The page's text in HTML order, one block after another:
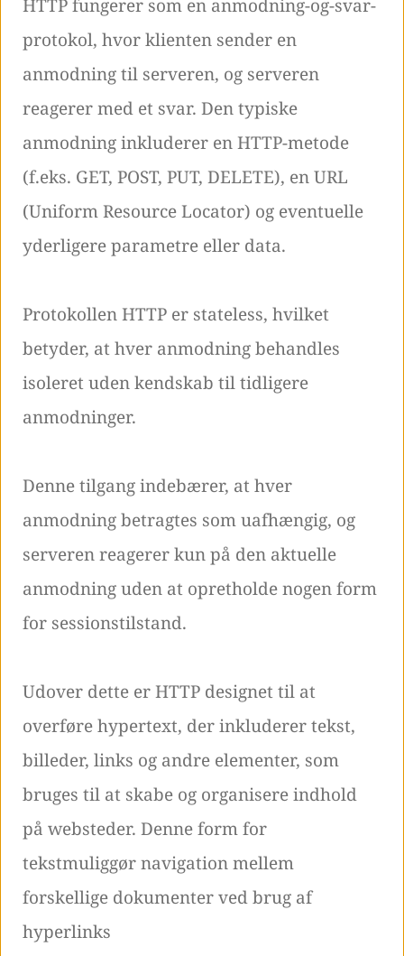
HTTP fungerer som en anmodning-og-svar-
protokol, hvor klienten sender en
anmodning til serveren, og serveren
reagerer med et svar. Den typiske
anmodning inkluderer en HTTP-metode
(f.eks. GET, POST, PUT, DELETE), en URL
(Uniform Resource Locator) og eventuelle
yderligere parametre eller data.
Protokollen HTTP er stateless, hvilket
betyder, at hver anmodning behandles
isoleret uden kendskab til tidligere
anmodninger.
Denne tilgang indebærer, at hver
anmodning betragtes som uafhængig, og
serveren reagerer kun på den aktuelle
anmodning uden at opretholde nogen form
for sessionstilstand.
Udover dette er HTTP designet til at
overføre hypertext, der inkluderer tekst,
billeder, links og andre elementer, som
bruges til at skabe og organisere indhold
på websteder. Denne form for
tekstmuliggør navigation mellem
forskellige dokumenter ved brug af
hyperlinks